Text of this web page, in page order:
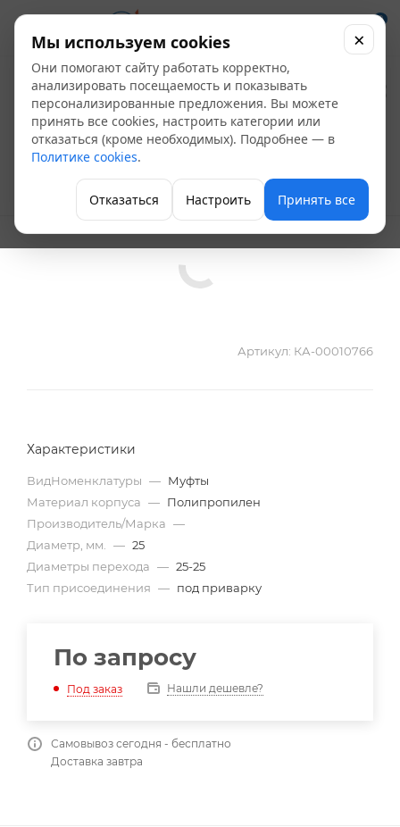
0
Муфта ПП комбинир.
раз. D25-1" НР
AntiFire
Полипропиленовые фитинги
Артикул: КА-00010766
Характеристики
ВидНоменклатуры — Муфты
Материал корпуса — Полипропилен
Производитель/Марка —
Диаметр, мм.
— 25
Диаметры перехода — 25-25
Тип присоединения — под приварку
По запросу
Под заказ Нашли дешевле?
Самовывоз сегодня - бесплатно
Доставка завтра
Мы используем cookies
Они помогают сайту работать корректно,
анализировать посещаемость и показывать
персонализированные предложения. Вы можете
принять все cookies, настроить категории или
отказаться (кроме необходимых). Подробнее — в
Политике cookies.
Отказаться Настроить Принять все
×